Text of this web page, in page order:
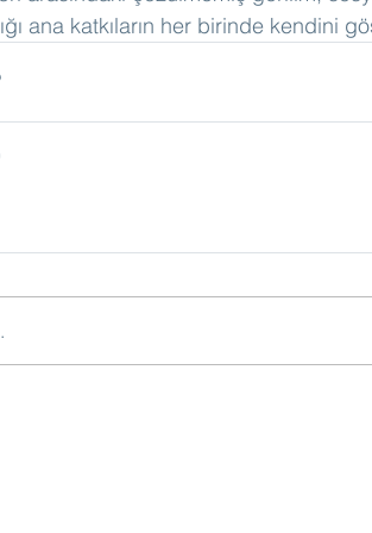
ana katkıların her birinde kendini